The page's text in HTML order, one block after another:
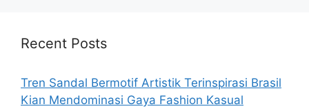
Recent Posts
Tren Sandal Bermotif Artistik Terinspirasi Brasil
Kian Mendominasi Gaya Fashion Kasual